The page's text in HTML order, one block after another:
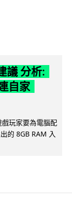
議 分析:
自家
玩家要為電腦配
的 8GB RAM 入